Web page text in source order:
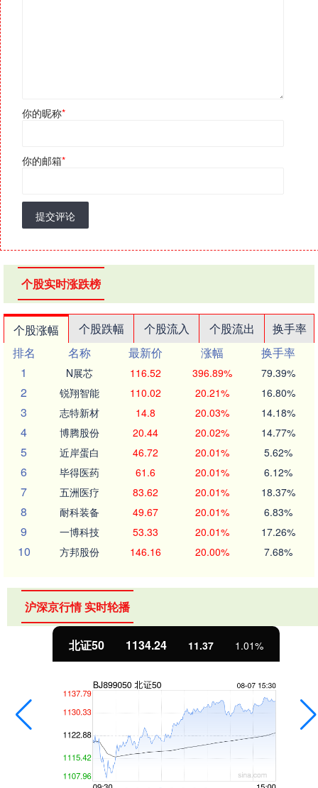
你的昵称*
你的邮箱*
提交评论
个股实时涨跌榜
个股涨幅 个股跌幅 个股流入 个股流出
换手率
排名
名称 最新价 涨幅
换手率
1
N展芯 116.52 396.89% 79.39%
2 锐翔智能 110.02 20.21% 16.80%
3 志特新材 14.8 20.03% 14.18%
4 博腾股份 20.44 20.02% 14.77%
5 近岸蛋白 46.72 20.01% 5.62%
6 毕得医药 61.6 20.01% 6.12%
7 五洲医疗 83.62 20.01% 18.37%
8 耐科装备 49.67 20.01% 6.83%
9 一博科技 53.33 20.01% 17.26%
10 方邦股份 146.16 20.00% 7.68%
沪深京行情 实时轮播
北证50 1134.24 11.37 1.01%